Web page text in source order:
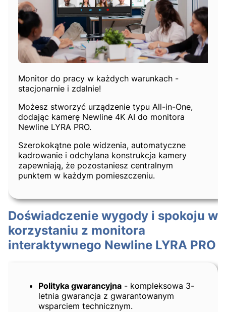
Monitor do pracy w każdych warunkach -
stacjonarnie i zdalnie!
Możesz stworzyć urządzenie typu All-in-One,
dodając kamerę Newline 4K AI do monitora
Newline LYRA PRO.
Szerokokątne pole widzenia, automatyczne
kadrowanie i odchylana konstrukcja kamery
zapewniają, że pozostaniesz centralnym
punktem w każdym pomieszczeniu.
Doświadczenie wygody i spokoju w
korzystaniu z monitora
interaktywnego Newline LYRA PRO
Polityka gwarancyjna - kompleksowa 3-
letnia gwarancja z gwarantowanym
wsparciem technicznym.